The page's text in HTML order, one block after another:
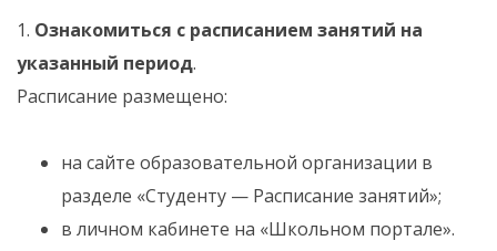
1. Ознакомиться с расписанием занятий на
указанный период.
Расписание размещено:
на сайте образовательной организации в
разделе «Студенту — Расписание занятий»;
в личном кабинете на «Школьном портале».